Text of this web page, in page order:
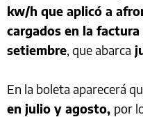
kw/h que aplicó a
cargados en la
setiembre, que abarca
En la boleta aparecerá
en julio y agosto, por